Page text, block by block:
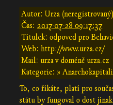
Autor: Urza (neregistrovaný)
Čas: 2017-07-28 09:17:37
Titulek: odpoved pro
Web: http://www.urza.cz/
Mail: urza v doméně urza.cz
Kategorie: »
To, co říkáte, platí pro
státu by fungoval o dost